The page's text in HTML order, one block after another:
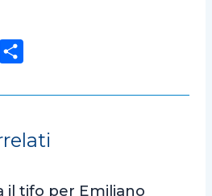
n
i
il tifo per Emiliano